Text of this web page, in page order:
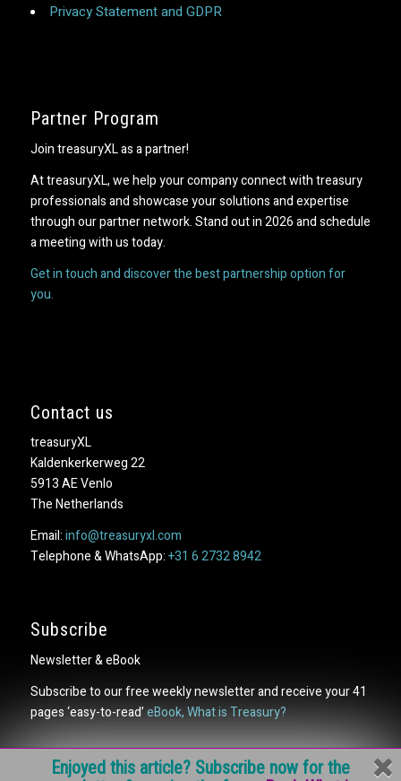
Enjoyed this article? Subscribe now for the
Privacy Statement and GDPR
Partner Program
Join treasuryXL as a partner!
At treasuryXL, we help your company connect with treasury
professionals and showcase your solutions and expertise
through our partner network. Stand out in 2026 and schedule
a meeting with us today.
Get in touch and discover the best partnership option for
you.
Contact us
treasuryXL
Kaldenkerkerweg 22
5913 AE Venlo
The Netherlands
Email:info@treasuryxl.com
Telephone & WhatsApp:+31 6 2732 8942
Subscribe
Newsletter & eBook
Subscribe to our free weekly newsletter and receive your 41
pages ‘easy-to-read’eBook, What is Treasury?